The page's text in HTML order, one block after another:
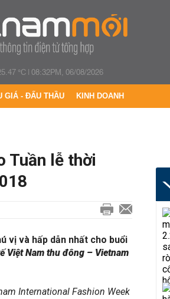
°C|08:32PM, 06/08/2026
GIÁ - ĐẤU THẦU KINH DOANH
Tuần lễ thời
vị và hấp dẫn nhất cho buổi
Việt Nam thu đông – Vietnam
International Fashion Week